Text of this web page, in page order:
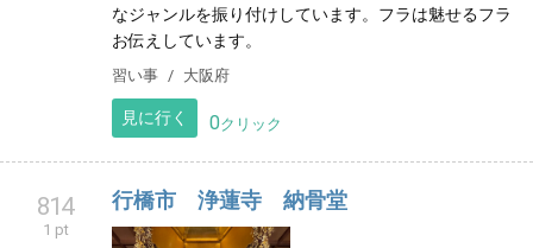
なジャンルを振り付けしています。フラは魅せるフラ
お伝えしています。
習い事 大阪府
見に行く 0クリック
814
1 pt
行橋市 浄蓮寺 納骨堂